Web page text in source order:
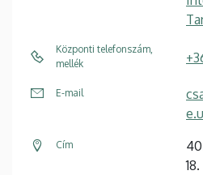
Központi telefonszám,
mellék
E-mail
Cím
18.